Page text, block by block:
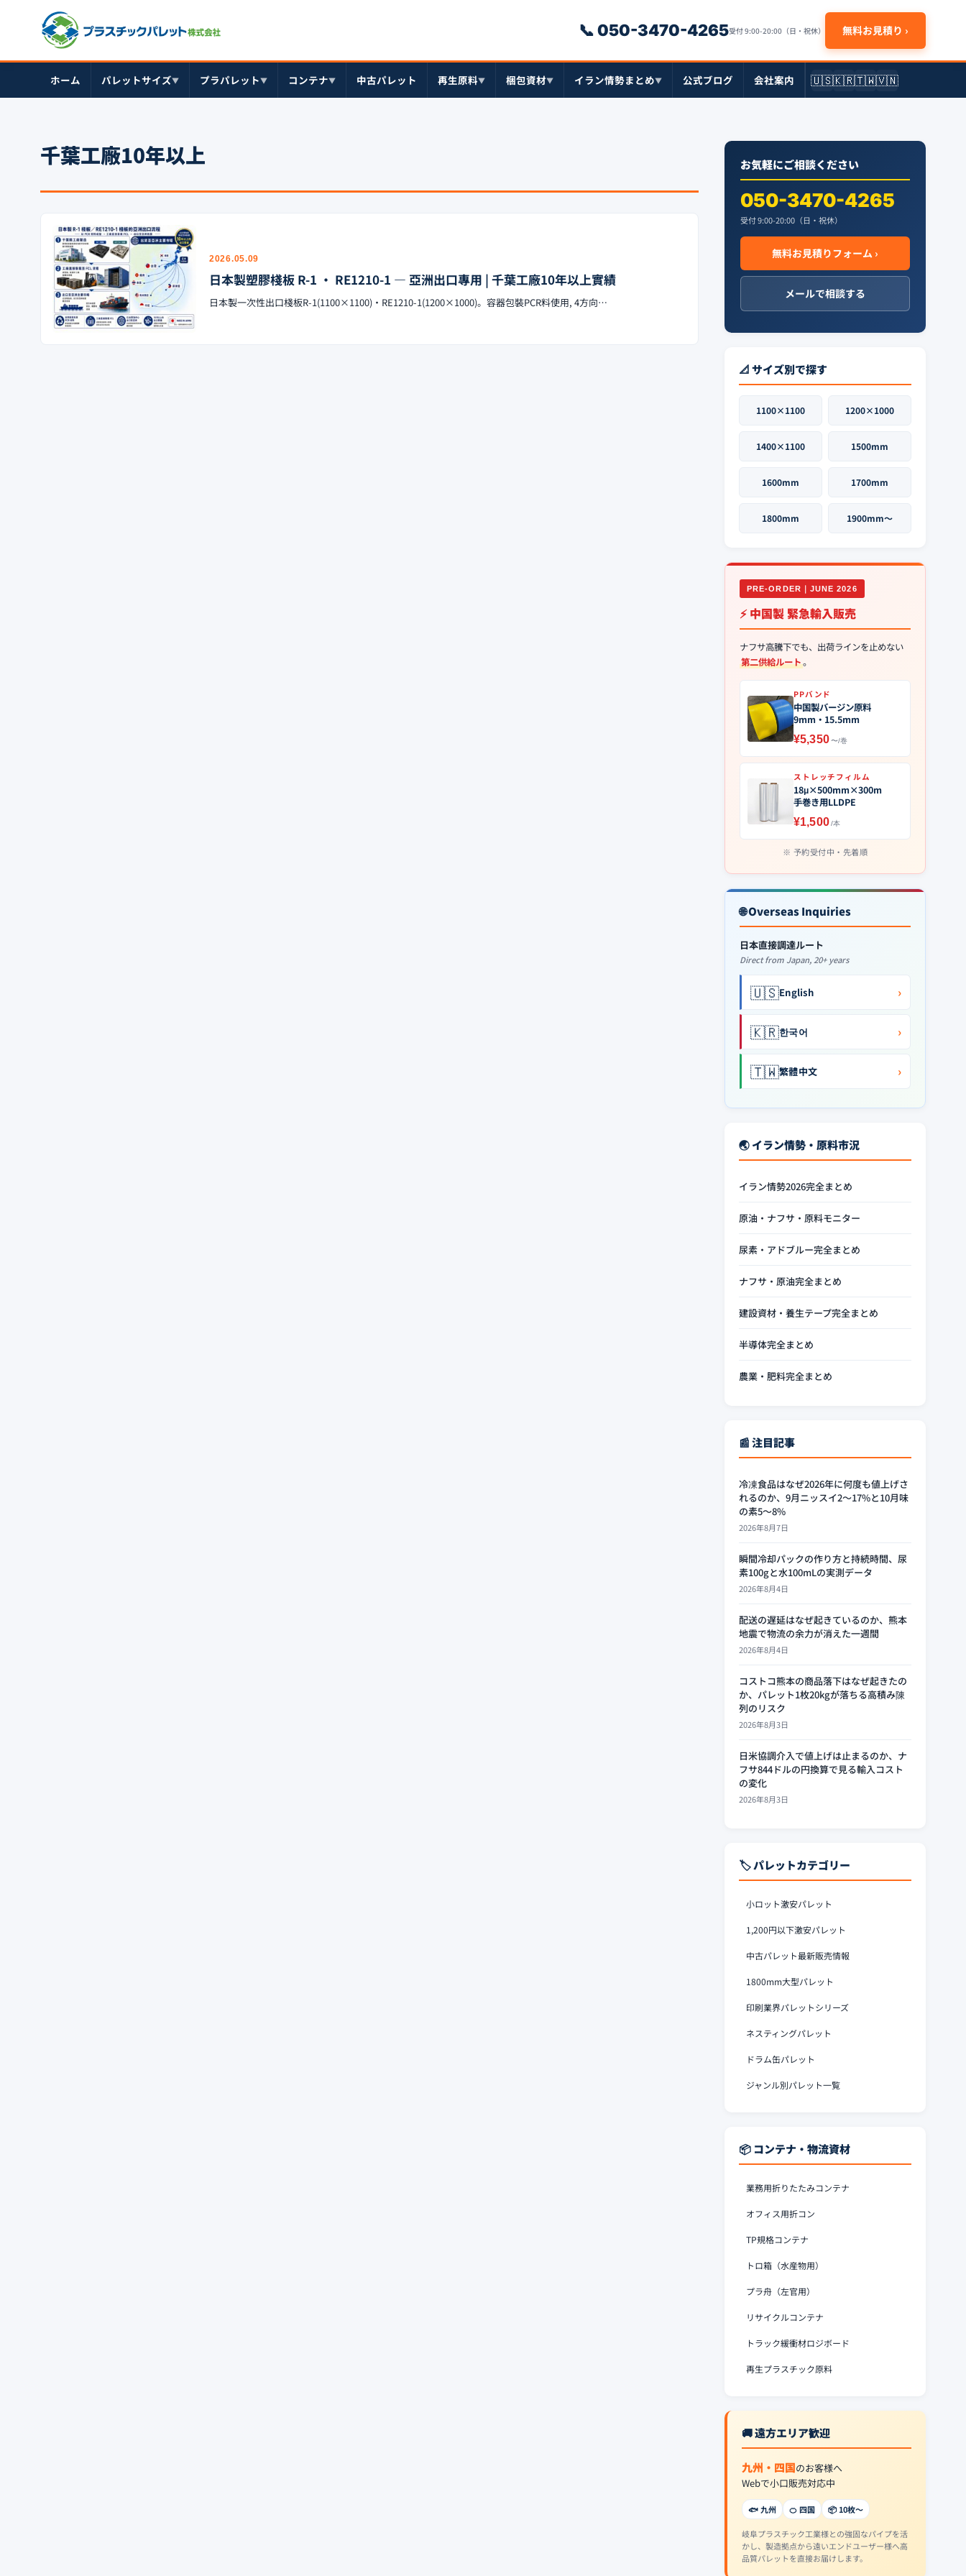
📞 050-3470-4265受付 9:00-20:00（日・祝休） 無料お見積り ›
ホーム パレットサイズ▼ プラパレット▼ コンテナ▼ 中古パレット 再生原料▼ 梱包資材▼ イラン情勢まとめ▼ 公式ブログ 会社案内 🇺🇸🇰🇷🇹🇼🇻🇳
千葉工廠10年以上
2026.05.09
日本製塑膠棧板 R-1 ・ RE1210-1 — 亞洲出口專用 | 千葉工廠10年以上實績
日本製一次性出口棧板R-1(1100×1100)・RE1210-1(1200×1000)。容器包裝PCR料使用, 4方向…
お気軽にご相談ください
050-3470-4265
受付 9:00-20:00（日・祝休）
無料お見積りフォーム ›
メールで相談する
📐 サイズ別で探す
1100×1100 1200×1000
1400×1100 1500mm
1600mm 1700mm
1800mm 1900mm〜
PRE-ORDER｜JUNE 2026
⚡ 中国製 緊急輸入販売
ナフサ高騰下でも、出荷ラインを止めない
第二供給ルート。
PPバンド
中国製バージン原料
9mm・15.5mm
¥5,350〜/巻
ストレッチフィルム
18μ×500mm×300m
手巻き用LLDPE
¥1,500/本
予約受付中・先着順
🌐 Overseas Inquiries
日本直接調達ルート
Direct from Japan, 20+ years
🇺🇸English ›
🇰🇷한국어 ›
🇹🇼繁體中文 ›
🌏 イラン情勢・原料市況
イラン情勢2026完全まとめ
原油・ナフサ・原料モニター
尿素・アドブルー完全まとめ
ナフサ・原油完全まとめ
建設資材・養生テープ完全まとめ
半導体完全まとめ
農業・肥料完全まとめ
📰 注目記事
冷凍食品はなぜ2026年に何度も値上げさ
れるのか、9月ニッスイ2〜17%と10月味
の素5〜8%
2026年8月7日
瞬間冷却パックの作り方と持続時間、尿
素100gと水100mLの実測データ
2026年8月4日
配送の遅延はなぜ起きているのか、熊本
地震で物流の余力が消えた一週間
2026年8月4日
コストコ熊本の商品落下はなぜ起きたの
か、パレット1枚20kgが落ちる高積み陳
列のリスク
2026年8月3日
日米協調介入で値上げは止まるのか、ナ
フサ844ドルの円換算で見る輸入コスト
の変化
2026年8月3日
🏷️ パレットカテゴリー
小ロット激安パレット
1,200円以下激安パレット
中古パレット最新販売情報
1800mm大型パレット
印刷業界パレットシリーズ
ネスティングパレット
ドラム缶パレット
ジャンル別パレット一覧
📦 コンテナ・物流資材
業務用折りたたみコンテナ
オフィス用折コン
TP規格コンテナ
トロ箱（水産物用）
プラ舟（左官用）
リサイクルコンテナ
トラック緩衝材ロジボード
再生プラスチック原料
🚚 遠方エリア歓迎
九州・四国のお客様へ
Webで小口販売対応中
🐟 九州 🍊 四国 📦 10枚〜
岐阜プラスチック工業様との強固なパイプを活
かし、製造拠点から遠いエンドユーザー様へ高
品質パレットを直接お届けします。